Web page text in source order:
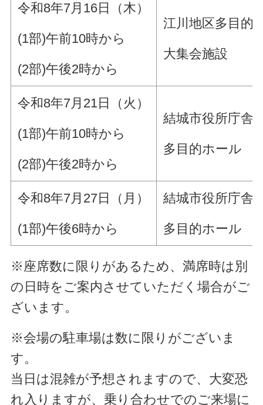
令和8年7月16日（木）
(1部)午前10時から
(2部)午後2時から
江川地区多目的
大集会施設
令和8年7月21日（火）
(1部)午前10時から
(2部)午後2時から
結城市役所庁舎
多目的ホール
令和8年7月27日（月）
(1部)午後6時から
結城市役所庁舎
多目的ホール
※座席数に限りがあるため、満席時は別
の日時をご案内させていただく場合がご
ざいます。
※会場の駐車場は数に限りがございま
す。
当日は混雑が予想されますので、大変恐
れ入りますが、乗り合わせでのご来場に